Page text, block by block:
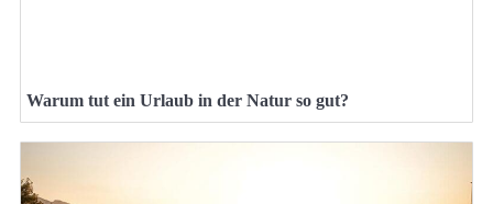
Warum tut ein Urlaub in der Natur so gut?